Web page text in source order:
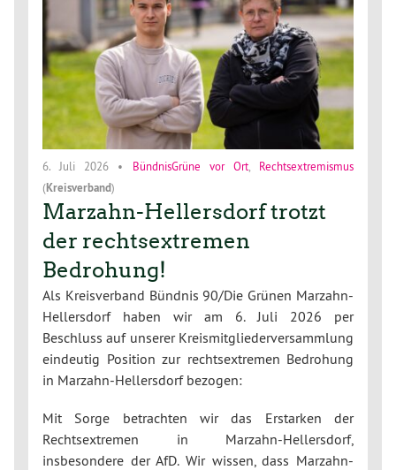
6. Juli 2026 • BündnisGrüne vor Ort, Rechtsextremismus
(Kreisverband)
Marzahn-Hellersdorf trotzt
der rechtsextremen
Bedrohung!
Als Kreisverband Bündnis 90/Die Grünen Marzahn-
Hellersdorf haben wir am 6. Juli 2026 per
Beschluss auf unserer Kreismitgliederversammlung
eindeutig Position zur rechtsextremen Bedrohung
in Marzahn-Hellersdorf bezogen:
Mit Sorge betrachten wir das Erstarken der
Rechtsextremen in Marzahn-Hellersdorf,
insbesondere der AfD. Wir wissen, dass Marzahn-